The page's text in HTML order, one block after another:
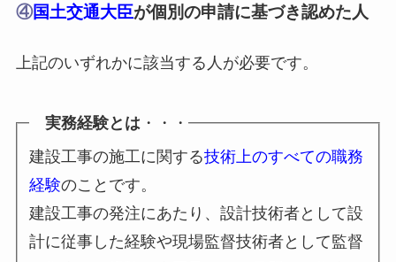
④国土交通大臣が個別の申請に基づき認めた人
上記のいずれかに該当する人が必要です。
実務経験とは ・・・
建設工事の施工に関する技術上のすべての職務
経験のことです。
建設工事の発注にあたり、設計技術者として設
計に従事した経験や現場監督技術者として監督